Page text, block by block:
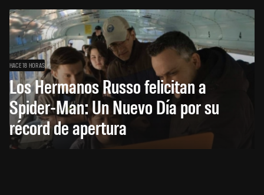
HACE 18 HORAS
Los Hermanos Russo felicitan a
Spider-Man: Un Nuevo Día por su
récord de apertura